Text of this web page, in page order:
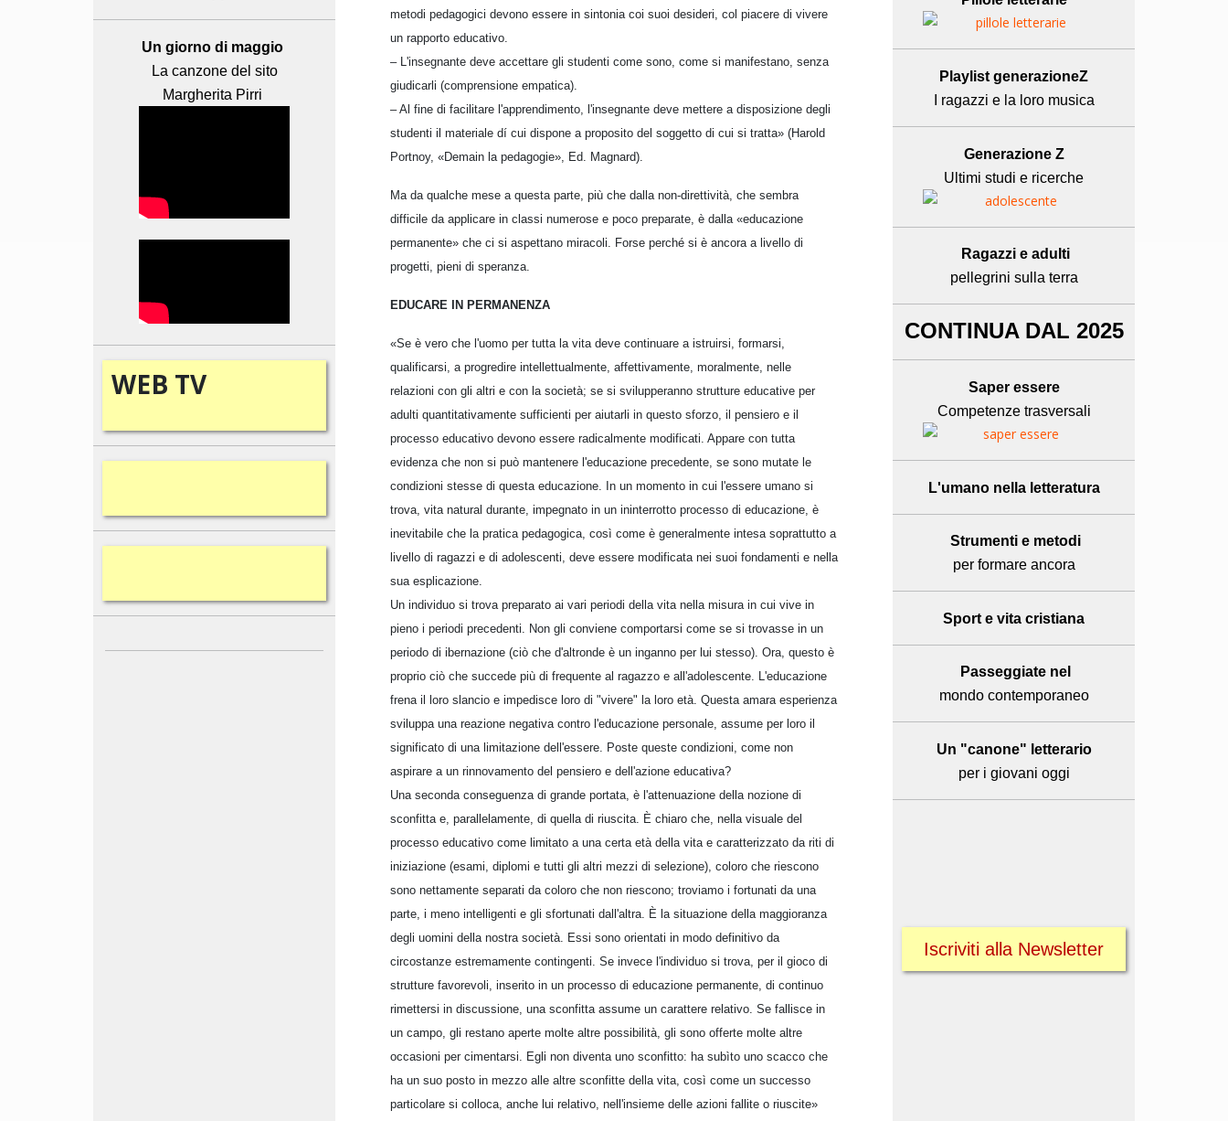
Un giorno di maggio
La canzone del sito
Margherita Pirri
WEB TV
metodi pedagogici devono essere in sintonia coi suoi desideri, col piacere di vivere
un rapporto educativo.
– L'insegnante deve accettare gli studenti come sono, come si manifestano, senza
giudicarli (comprensione empatica).
– Al fine di facilitare l'apprendimento, l'insegnante deve mettere a disposizione degli
studenti il materiale dí cui dispone a proposito del soggetto di cui si tratta» (Harold
Portnoy, «Demain la pedagogie», Ed. Magnard).
Ma da qualche mese a questa parte, più che dalla non-direttività, che sembra
difficile da applicare in classi numerose e poco preparate, è dalla «educazione
permanente» che ci si aspettano miracoli. Forse perché si è ancora a livello di
progetti, pieni di speranza.
EDUCARE IN PERMANENZA
«Se è vero che l'uomo per tutta la vita deve continuare a istruirsi, formarsi,
qualificarsi, a progredire intellettualmente, affettivamente, moralmente, nelle
relazioni con gli altri e con la società; se si svilupperanno strutture educative per
adulti quantitativamente sufficienti per aiutarli in questo sforzo, il pensiero e il
processo educativo devono essere radicalmente modificati. Appare con tutta
evidenza che non si può mantenere l'educazione precedente, se sono mutate le
condizioni stesse di questa educazione. In un momento in cui l'essere umano si
trova, vita natural durante, impegnato in un ininterrotto processo di educazione, è
inevitabile che la pratica pedagogica, così come è generalmente intesa soprattutto a
livello di ragazzi e di adolescenti, deve essere modificata nei suoi fondamenti e nella
sua esplicazione.
Un individuo si trova preparato ai vari periodi della vita nella misura in cui vive in
pieno i periodi precedenti. Non gli conviene comportarsi come se si trovasse in un
periodo di ibernazione (ciò che d'altronde è un inganno per lui stesso). Ora, questo è
proprio ciò che succede più di frequente al ragazzo e all'adolescente. L'educazione
frena il loro slancio e impedisce loro di "vivere" la loro età. Questa amara esperienza
sviluppa una reazione negativa contro l'educazione personale, assume per loro il
significato di una limitazione dell'essere. Poste queste condizioni, come non
aspirare a un rinnovamento del pensiero e dell'azione educativa?
Una seconda conseguenza di grande portata, è l'attenuazione della nozione di
sconfitta e, parallelamente, di quella di riuscita. È chiaro che, nella visuale del
processo educativo come limitato a una certa età della vita e caratterizzato da riti di
iniziazione (esami, diplomi e tutti gli altri mezzi di selezione), coloro che riescono
sono nettamente separati da coloro che non riescono; troviamo i fortunati da una
parte, i meno intelligenti e gli sfortunati dall'altra. È la situazione della maggioranza
degli uomini della nostra società. Essi sono orientati in modo definitivo da
circostanze estremamente contingenti. Se invece l'individuo si trova, per il gioco di
strutture favorevoli, inserito in un processo di educazione permanente, di continuo
rimettersi in discussione, una sconfitta assume un carattere relativo. Se fallisce in
un campo, gli restano aperte molte altre possibilità, gli sono offerte molte altre
occasioni per cimentarsi. Egli non diventa uno sconfitto: ha subìto uno scacco che
ha un suo posto in mezzo alle altre sconfitte della vita, così come un successo
particolare si colloca, anche lui relativo, nell'insieme delle azioni fallite o riuscite»
Playlist generazioneZ
I ragazzi e la loro musica
Generazione Z
Ultimi studi e ricerche
Ragazzi e adulti
pellegrini sulla terra
CONTINUA DAL 2025
Saper essere
Competenze trasversali
L'umanonella letteratura
Strumenti e metodi
per formare ancora
Sport e vita cristiana
Passeggiate nel
mondo contemporaneo
Un "canone" letterario
per i giovani oggi
Iscriviti alla Newsletter